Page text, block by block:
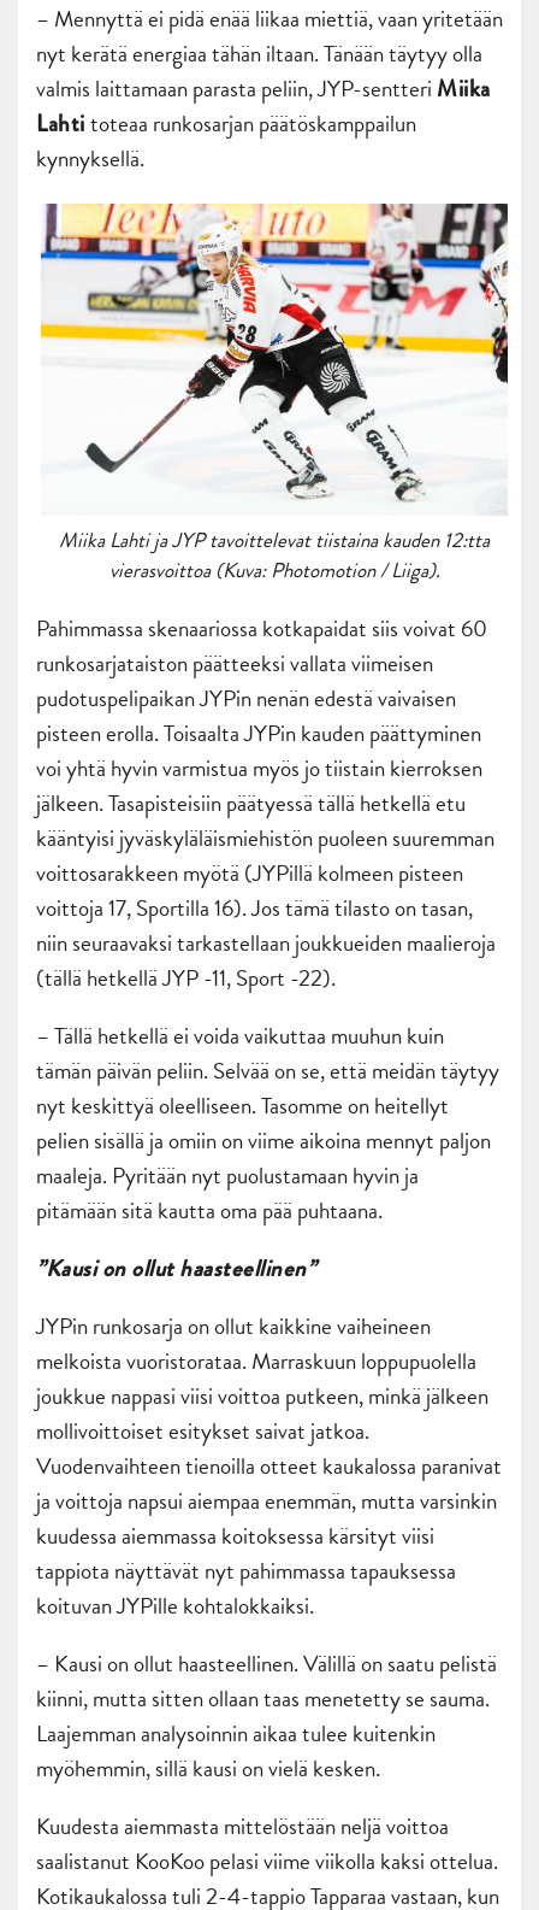
– Mennyttä ei pidä enää liikaa miettiä, vaan yritetään
nyt kerätä energiaa tähän iltaan. Tänään täytyy olla
valmis laittamaan parasta peliin, JYP-sentteri Miika
Lahtitoteaa runkosarjan päätöskamppailun
kynnyksellä.
Miika Lahti ja JYP tavoittelevat tiistaina kauden 12:tta
vierasvoittoa (Kuva: Photomotion / Liiga).
Pahimmassa skenaariossa kotkapaidat siis voivat 60
runkosarjataiston päätteeksi vallata viimeisen
pudotuspelipaikan JYPin nenän edestä vaivaisen
pisteen erolla. Toisaalta JYPin kauden päättyminen
voi yhtä hyvin varmistua myös jo tiistain kierroksen
jälkeen. Tasapisteisiin päätyessä tällä hetkellä etu
kääntyisi jyväskyläläismiehistön puoleen suuremman
voittosarakkeen myötä (JYPillä kolmeen pisteen
voittoja 17, Sportilla 16). Jos tämä tilasto on tasan,
niin seuraavaksi tarkastellaan joukkueiden maalieroja
(tällä hetkellä JYP -11, Sport -22).
– Tällä hetkellä ei voida vaikuttaa muuhun kuin
tämän päivän peliin. Selvää on se, että meidän täytyy
nyt keskittyä oleelliseen. Tasomme on heitellyt
pelien sisällä ja omiin on viime aikoina mennyt paljon
maaleja. Pyritään nyt puolustamaan hyvin ja
pitämään sitä kautta oma pää puhtaana.
”Kausi on ollut haasteellinen”
JYPin runkosarja on ollut kaikkine vaiheineen
melkoista vuoristorataa. Marraskuun loppupuolella
joukkue nappasi viisi voittoa putkeen, minkä jälkeen
mollivoittoiset esitykset saivat jatkoa.
Vuodenvaihteen tienoilla otteet kaukalossa paranivat
ja voittoja napsui aiempaa enemmän, mutta varsinkin
kuudessa aiemmassa koitoksessa kärsityt viisi
tappiota näyttävät nyt pahimmassa tapauksessa
koituvan JYPille kohtalokkaiksi.
– Kausi on ollut haasteellinen. Välillä on saatu pelistä
kiinni, mutta sitten ollaan taas menetetty se sauma.
Laajemman analysoinnin aikaa tulee kuitenkin
myöhemmin, sillä kausi on vielä kesken.
Kuudesta aiemmasta mittelöstään neljä voittoa
saalistanut KooKoo pelasi viime viikolla kaksi ottelua.
Kotikaukalossa tuli 2-4-tappio Tapparaa vastaan, kun